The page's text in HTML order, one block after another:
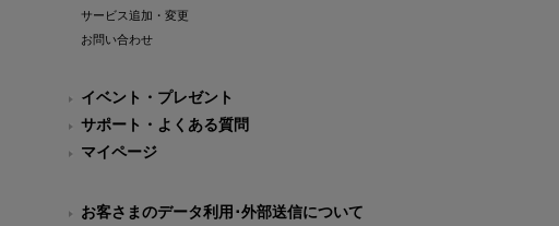
サービス追加・変更
お問い合わせ
イベント・プレゼント
サポート・よくある質問
マイページ
お客さまのデータ利用･外部送信について